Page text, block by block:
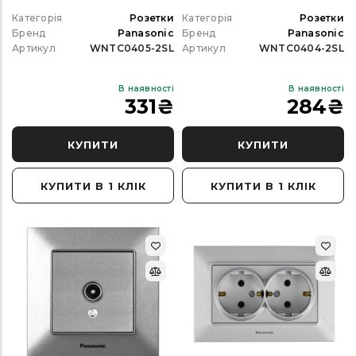
Категорія
Розетки
Бренд
Panasonic
Артикул
WNTC0405-2SL
В наявності
331₴
КУПИТИ
КУПИТИ В 1 КЛІК
Категорія
Розетки
Бренд
Panasonic
Артикул
WNTC0404-2SL
В наявності
284₴
КУПИТИ
КУПИТИ В 1 КЛІК